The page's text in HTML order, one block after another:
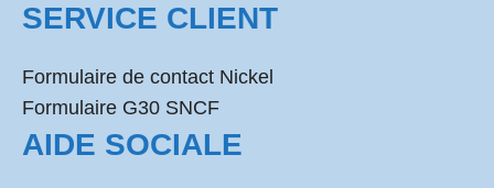
SERVICE CLIENT
Formulaire de contact Nickel
Formulaire G30 SNCF
AIDE SOCIALE